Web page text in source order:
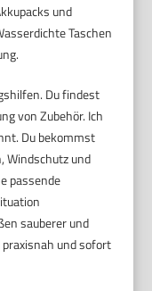
und
Taschen
Du findest
von Zubehör. Ich
Du bekommst
Windschutz und
passende
sauberer und
und sofort